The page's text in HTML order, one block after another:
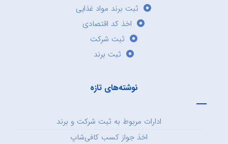
ثبت برند مواد غذایی
اخذ کد اقتصادی
ثبت شرکت
ثبت برند
نوشته‌های تازه
ادارات مربوط به ثبت شرکت و برند
اخذ جواز کسب کافی‌شاپ